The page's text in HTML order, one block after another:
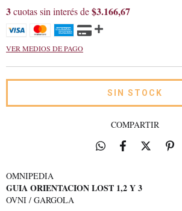
3cuotas sin interés de$3.166,67
VER MEDIOS DE PAGO
COMPARTIR
OMNIPEDIA
GUIA ORIENTACION LOST 1,2 Y 3
OVNI / GARGOLA